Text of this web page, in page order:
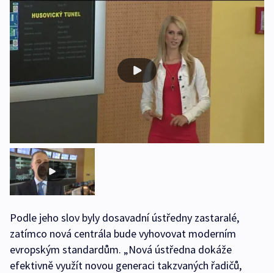
Podle jeho slov byly dosavadní ústředny zastaralé,
zatímco nová centrála bude vyhovovat moderním
evropským standardům. „Nová ústředna dokáže
efektivně využít novou generaci takzvaných řadičů,